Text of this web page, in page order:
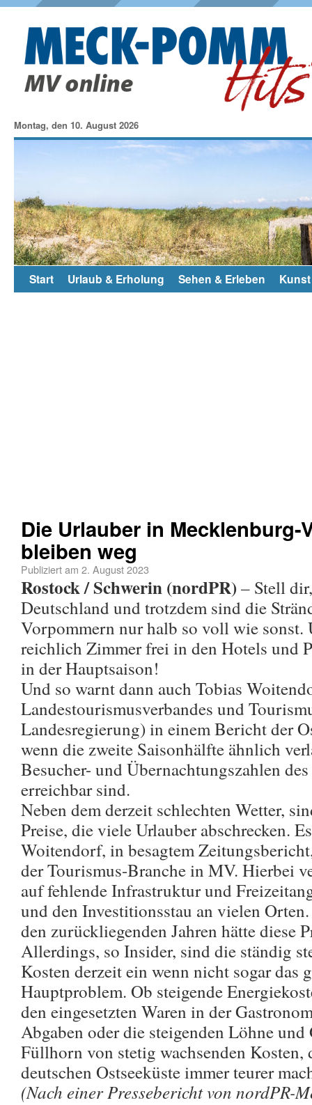
Montag, den 10. August 2026
Start Urlaub & Erholung Sehen & Erleben
Die Urlauber in Mecklenburg-
bleiben weg
Publiziert am 2. August 2023
Rostock / Schwerin (nordPR)– Stell
Deutschland und trotzdem sind die
Vorpommern nur halb so voll wie sonst.
reichlich Zimmer frei in den Hotels und
in der Hauptsaison!
Und so warnt dann auch Tobias
Landestourismusverbandes und
Landesregierung) in einem Bericht der
wenn die zweite Saisonhälfte ähnlich
Besucher- und Übernachtungszahlen
erreichbar sind.
Neben dem derzeit schlechten Wetter,
Preise, die viele Urlauber abschrecken.
Woitendorf, in besagtem
der Tourismus-Branche in MV. Hierbei
auf fehlende Infrastruktur und
und den Investitionsstau an vielen
den zurückliegenden Jahren hätte diese
Allerdings, so Insider, sind die ständig
Kosten derzeit ein wenn nicht sogar das
Hauptproblem. Ob steigende
den eingesetzten Waren in der
Abgaben oder die steigenden Löhne und
Füllhorn von stetig wachsenden Kosten,
deutschen Ostseeküste immer teurer
(Nach einer Pressebericht von nordPR-